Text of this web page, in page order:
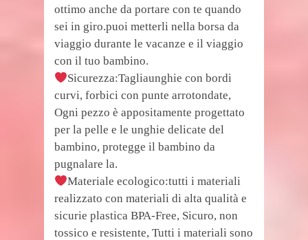
ottimo anche da portare con te quando
sei in giro.puoi metterli nella borsa da
viaggio durante le vacanze e il viaggio
con il tuo bambino.
Sicurezza:Tagliaunghie con bordi
curvi, forbici con punte arrotondate,
Ogni pezzo è appositamente progettato
per la pelle e le unghie delicate del
bambino, protegge il bambino da
pugnalare la.
Materiale ecologico:tutti i materiali
realizzato con materiali di alta qualità e
sicurie plastica BPA-Free, Sicuro, non
tossico e resistente, Tutti i materiali sono